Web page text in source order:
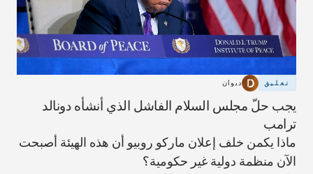
تعليق ديوان
يجب حلّ مجلس السلام الفاشل الذي أنشأه دونالد
ترامب
ماذا يكمن خلف إعلان ماركو روبيو أن هذه الهيئة أصبحت
الآن منظمة دولية غير حكومية؟